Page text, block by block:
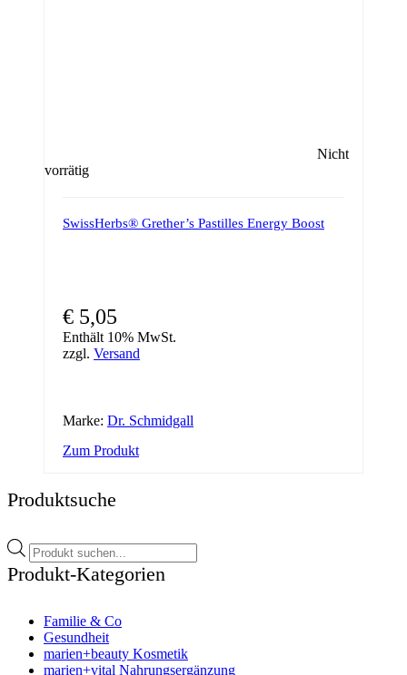
Nicht
vorrätig
SwissHerbs® Grether’s Pastilles Energy Boost
€ 5,05
Enthält 10% MwSt.
zzgl. Versand
Marke: Dr. Schmidgall
Zum Produkt
Produktsuche
Products
search
Produkt-Kategorien
Familie & Co
Gesundheit
marien+beauty Kosmetik
marien+vital Nahrungsergänzung